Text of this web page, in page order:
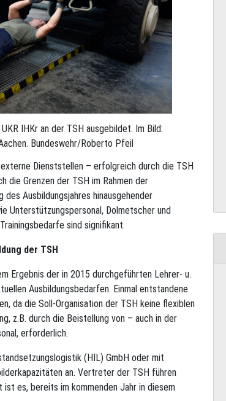
IHKr an der TSH ausgebildet. Im Bild:
Bundeswehr/Roberto Pfeil
Dienststellen – erfolgreich durch die TSH
die Grenzen der TSH im Rahmen der
Ausbildungsjahres hinausgehender
Unterstützungspersonal, Dolmetscher und
sind signifikant.
der TSH
Ergebnis der in 2015 durchgeführten Lehrer- u.
Ausbildungsbedarfen. Einmal entstandene
da die Soll-Organisation der TSH keine flexiblen
z.B. durch die Beistellung von – auch in der
erforderlich.
(HIL) GmbH oder mit
an. Vertreter der TSH führen
es, bereits im kommenden Jahr in diesem